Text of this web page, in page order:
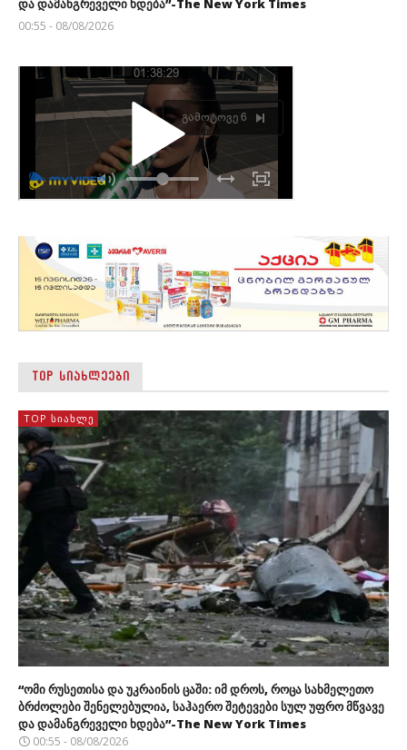
და დამანგრეველი ხდება”-The New York Times
00:55 - 08/08/2026
TOP ᲡᲘᲐᲮᲚᲔᲔᲑᲘ
TOP ᲡᲘᲐᲮᲚᲔ
“ომი რუსეთისა და უკრაინის ცაში: იმ დროს, როცა სახმელეთო
ბრძოლები შენელებულია, საჰაერო შეტევები სულ უფრო მწვავე
და დამანგრეველი ხდება”-The New York Times
00:55 - 08/08/2026